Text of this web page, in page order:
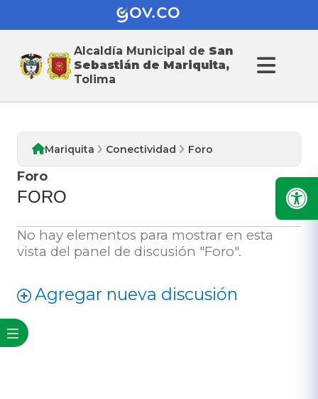
Alcaldía Municipal de San
Sebastián de Mariquita,
Tolima
Conectividad
Mariquita Conectividad Foro
Foro
FORO
No hay elementos para mostrar en esta
vista del panel de discusión "Foro".
Agregar nueva discusión